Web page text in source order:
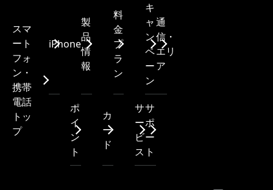
スマ
ート
フォ
ン・
携帯
電話
トッ
プ
iPhone
製
品
情
報
料
金
プ
ラ
ン
キ
ャ
ン
ペ
ー
ン
通
信・
エリ
ア
ポ
イ
ン
ト
カ
ー
ド
サ
ー
ビ
ス
サ
ポ
ー
ト